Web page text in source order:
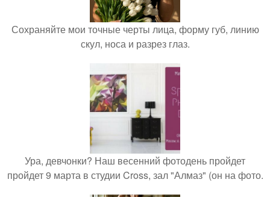
Сохраняйте мои точные черты лица, форму губ, линию
скул, носа и разрез глаз.
Ура, девчонки? Наш весенний фотодень пройдет
пройдет 9 марта в студии Cross, зал "Алмаз" (он на фото.